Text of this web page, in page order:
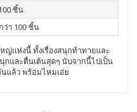
ชิ้น
ว่า 100 ชิ้น
ญ่แห่งนี้ ทั้งเรื่องสนุกท้าทายและ
กและตื่นเต้นสุดๆ นับจากนี้ไปเป็น
แล้ว พร้อมไหมเอ่ย